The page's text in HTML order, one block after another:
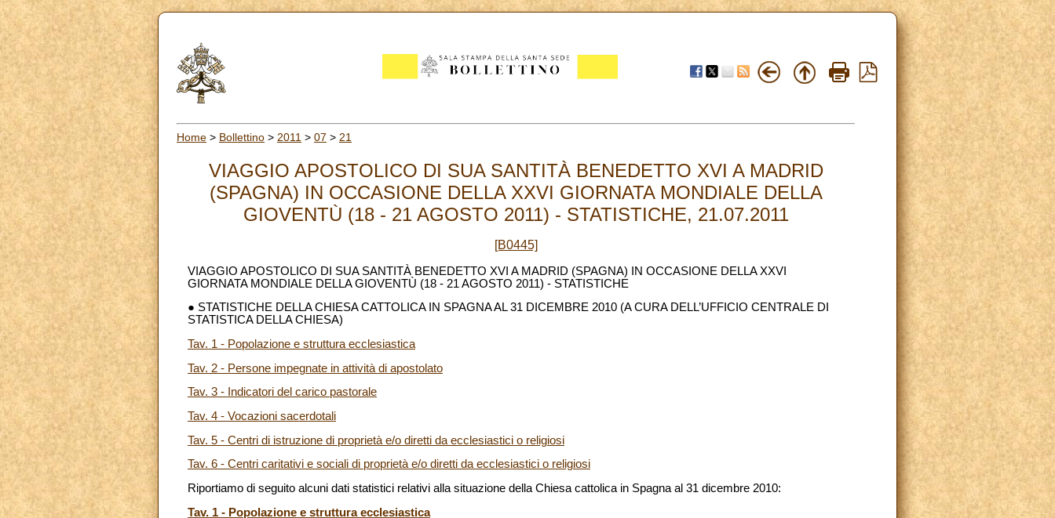
Home > Bollettino > 2011 > 07 > 21
VIAGGIO APOSTOLICO DI SUA SANTITÀ BENEDETTO XVI A MADRID
(SPAGNA) IN OCCASIONE DELLA XXVI GIORNATA MONDIALE DELLA
GIOVENTÙ (18 - 21 AGOSTO 2011) - STATISTICHE, 21.07.2011
[B0445]
VIAGGIO APOSTOLICO DI SUA SANTITÀ BENEDETTO XVI A MADRID (SPAGNA) IN OCCASIONE DELLA XXVI
GIORNATA MONDIALE DELLA GIOVENTÙ (18 - 21 AGOSTO 2011) - STATISTICHE
● STATISTICHE DELLA CHIESA CATTOLICA IN SPAGNA AL 31 DICEMBRE 2010 (A CURA DELL’UFFICIO CENTRALE DI
STATISTICA DELLA CHIESA)
Tav. 1 - Popolazione e struttura ecclesiastica
Tav. 2 - Persone impegnate in attività di apostolato
Tav. 3 - Indicatori del carico pastorale
Tav. 4 - Vocazioni sacerdotali
Tav. 5 - Centri di istruzione di proprietà e/o diretti da ecclesiastici o religiosi
Tav. 6 - Centri caritativi e sociali di proprietà e/o diretti da ecclesiastici o religiosi
Riportiamo di seguito alcuni dati statistici relativi alla situazione della Chiesa cattolica in Spagna al 31 dicembre 2010:
Tav. 1 - Popolazione e struttura ecclesiastica